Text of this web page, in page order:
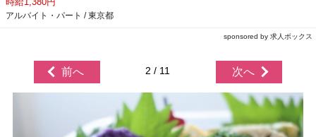
アルバイト・パート / 東京都
sponsored by 求人ボックス
前へ 2 / 11 次へ